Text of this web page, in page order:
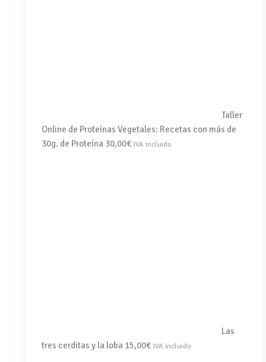
Taller
Online de Proteínas Vegetales: Recetas con más de
30g. de Proteína 30,00€ IVA incluido
Las
tres cerditas y la loba 15,00€ IVA incluido